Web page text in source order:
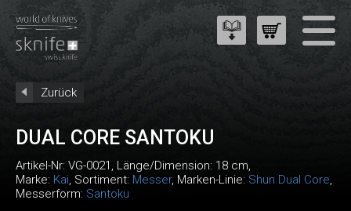
Zurück
DUAL CORE SANTOKU
Artikel-Nr: VG-0021 , Länge/Dimension: 18 cm,
Marke: Kai, Sortiment: Messer, Marken-Linie: Shun Dual Core,
Messerform: Santoku